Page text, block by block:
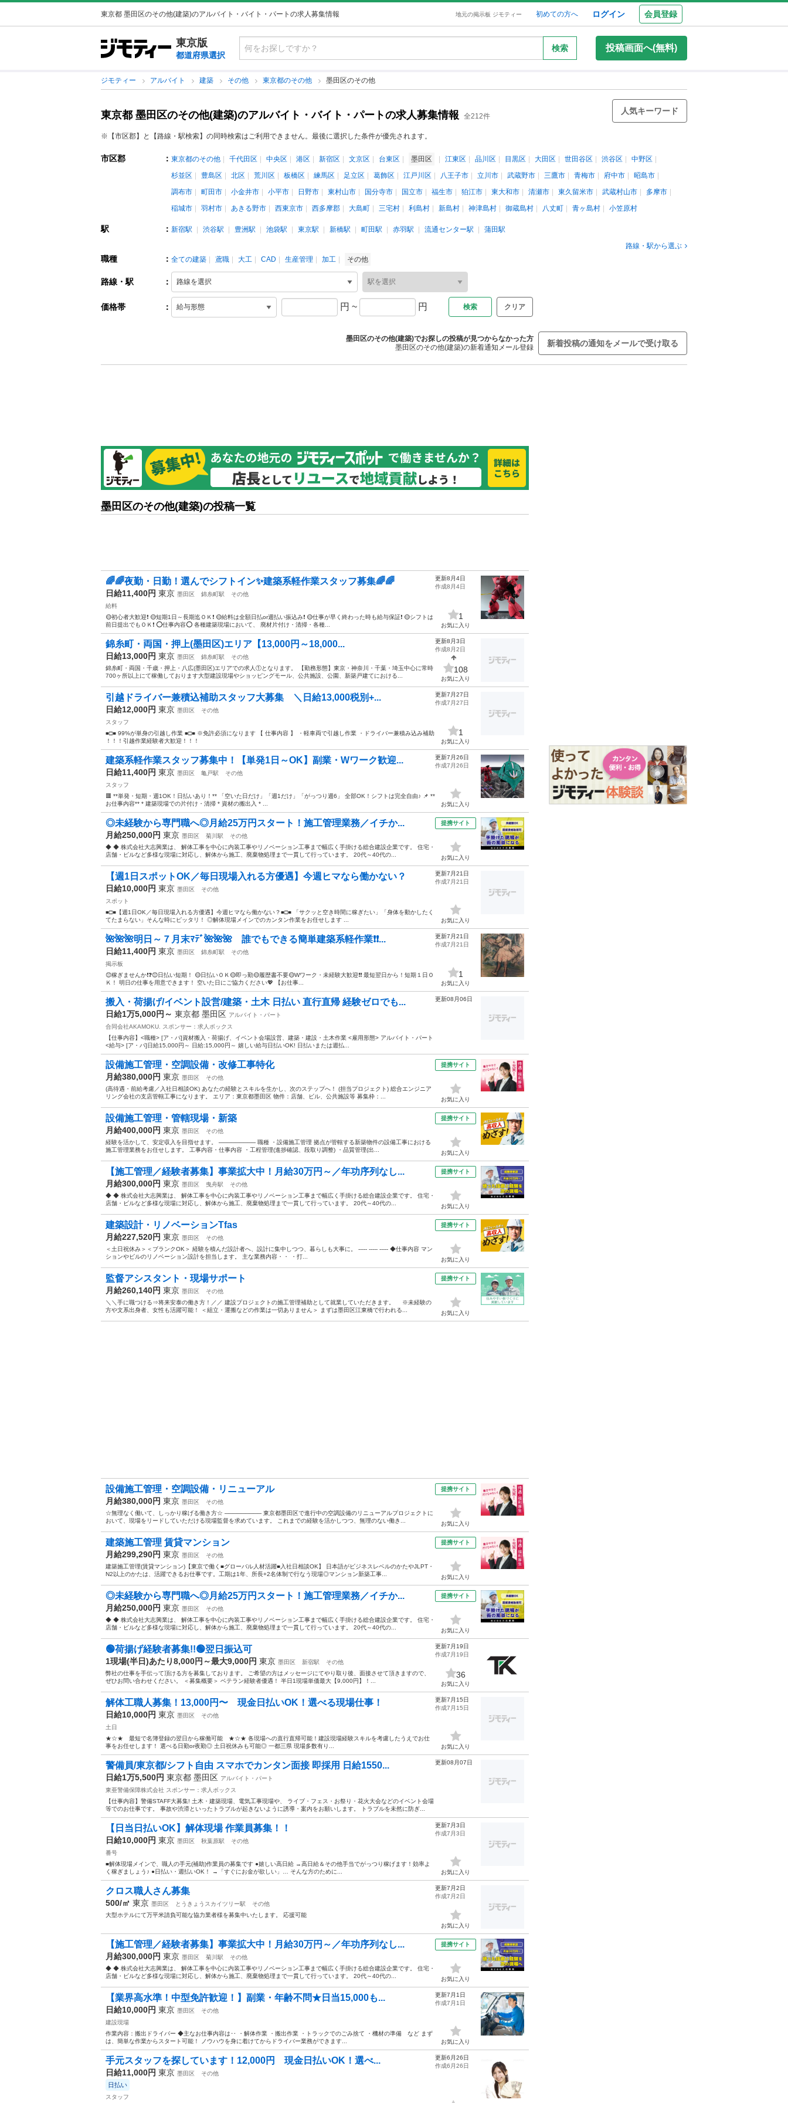
東京都 墨田区のその他(建築)のアルバイト・バイト・パートの求人募集情報 地元の掲示板 ジモティー 初めての方へ ログイン 会員登録
東京版
都道府県選択
検索 投稿画面へ(無料)
ジモティー アルバイト 建築 その他 東京都のその他 墨田区のその他
東京都 墨田区のその他(建築)のアルバイト・バイト・パートの求人募集情報 全212件
人気キーワード
※【市区郡】と【路線・駅検索】の同時検索はご利用できません。最後に選択した条件が優先されます。
市区郡 ： 東京都のその他 千代田区 中央区 港区 新宿区 文京区 台東区 墨田区 江東区 品川区 目黒区 大田区 世田谷区 渋谷区
中野区
杉並区
豊島区 北区 荒川区 板橋区 練馬区 足立区 葛飾区 江戸川区 八王子市 立川市 武蔵野市 三鷹市 青梅市 府中市
昭島市
調布市
町田市 小金井市 小平市 日野市 東村山市 国分寺市 国立市 福生市 狛江市 東大和市 清瀬市 東久留米市 武蔵村山市
多摩市
稲城市
羽村市 あきる野市 西東京市 西多摩郡 大島町 三宅村 利島村 新島村 神津島村 御蔵島村 八丈町 青ヶ島村 小笠原村
駅 ： 新宿駅 渋谷駅 豊洲駅 池袋駅 東京駅 新橋駅 町田駅 赤羽駅 流通センター駅
蒲田駅
路線・駅から選ぶ
職種 ： 全ての建築 鳶職 大工 CAD 生産管理 加工 その他
路線・駅 ：
価格帯 ： 円 ~ 円 クリア
墨田区のその他(建築)でお探しの投稿が見つからなかった方
墨田区のその他(建築)の新着通知メール登録
新着投稿の通知をメールで受け取る
墨田区のその他(建築)の投稿一覧
🌈🌈夜勤・日勤！選んでシフトイン✨建築系軽作業スタッフ募集🌈🌈
日給11,400円 東京 墨田区 錦糸町駅
その他
給料
🟡初心者大歓迎❗ 🟡短期1日～長期迄ＯＫ❗ 🟡給料は全額日払or週払い振込み❗ 🟡仕事が早く終わった時も給与保証❗ 🟡シフトは
前日提出でもＯＫ❗ ⭕仕事内容⭕ 各種建築現場において、 廃材片付け・清掃・各種...
更新8月4日
作成8月4日
1
お気に入り
錦糸町・両国・押上(墨田区)エリア【13,000円～18,000...
日給13,000円 東京 墨田区 錦糸町駅
その他
錦糸町・両国・千歳・押上・八広(墨田区)エリアでの求人①となります。 【勤務形態】東京・神奈川・千葉・埼玉中心に常時
700ヶ所以上にて稼働しております大型建設現場やショッピングモール、公共施設、公園、新築戸建てにおける...
更新8月3日
作成8月2日
108
お気に入り
引越ドライバー兼積込補助スタッフ大募集 ＼日給13,000税別+...
日給12,000円 東京 墨田区
その他
スタッフ
■□■ 99%が単身の引越し作業 ■□■ ※免許必須になります 【 仕事内容 】 ・軽車両で引越し作業 ・ドライバー兼積み込み補助
！！！引越作業経験者大歓迎！！！
更新7月27日
作成7月27日
1
お気に入り
建築系軽作業スタッフ募集中！【単発1日～OK】副業・Wワーク歓迎...
日給11,400円 東京 墨田区 亀戸駅
その他
スタッフ
🟥 **単発・短期・週1OK！日払いあり！** 「空いた日だけ」「週1だけ」「がっつり週6」 全部OK！シフトは完全自由♪ 📌 **
お仕事内容** * 建築現場での片付け・清掃 * 資材の搬出入 * ...
更新7月26日
作成7月26日
お気に入り
◎未経験から専門職へ◎月給25万円スタート！施工管理業務／イチか...
月給250,000円 東京 墨田区 菊川駅
その他
◆ ◆ 株式会社大志興業は、 解体工事を中心に内装工事やリノベーション工事まで幅広く手掛ける総合建設企業です。 住宅・
店舗・ビルなど多様な現場に対応し、解体から施工、廃棄物処理まで一貫して行っています。 20代～40代の...
提携サイト
お気に入り
【週1日スポットOK／毎日現場入れる方優遇】今週ヒマなら働かない？
日給10,000円 東京 墨田区
その他
スポット
■□■【週1日OK／毎日現場入れる方優遇】今週ヒマなら働かない？■□■ 「サクッと空き時間に稼ぎたい」「身体を動かしたく
てたまらない」そんな時にピッタリ！ ◎解体現場メインでのカンタン作業をお任せします ...
更新7月21日
作成7月21日
お気に入り
🌺🌺🌺明日～７月末ﾏﾃﾞ🌺🌺🌺 誰でもできる簡単建築系軽作業❗❗...
日給11,400円 東京 墨田区 錦糸町駅
その他
掲示板
😊稼ぎませんか❗❓😊日払い短期！ 🟡日払いＯＫ🟡即っ勤🟡履歴書不要🟡Wワーク・未経験大歓迎❗❗ 最短翌日から！短期１日Ｏ
Ｋ！ 明日の仕事を用意できます！ 空いた日にご協力ください💖 【お仕事...
更新7月21日
作成7月21日
1
お気に入り
搬入・荷揚げ/イベント設営/建築・土木 日払い 直行直帰 経験ゼロでも...
日給1万5,000円～ 東京都 墨田区 アルバイト・パート
合同会社AKAMOKU. スポンサー：求人ボックス
【仕事内容】<職種> [ア・パ]資材搬入・荷揚げ、イベント会場設営、建築・建設・土木作業 <雇用形態> アルバイト・パート
<給与> [ア・パ]日給15,000円～ 日給:15,000円～ 嬉しい給与日払いOK! 日払いまたは週払...
更新08月06日
設備施工管理・空調設備・改修工事特化
月給380,000円 東京 墨田区
その他
(高待遇・前給考慮／入社日相談OK) あなたの経験とスキルを生かし、次のステップへ！ (担当プロジェクト) 総合エンジニア
リング会社の支店管轄工事になります。 エリア：東京都墨田区 物件：店舗、ビル、公共施設等 募集枠：...
提携サイト
お気に入り
設備施工管理・管轄現場・新築
月給400,000円 東京 墨田区
その他
経験を活かして、安定収入を目指せます。 ───────── 職種 ・設備施工管理 拠点が管轄する新築物件の設備工事における
施工管理業務をお任せします。 工事内容・仕事内容 ・工程管理(進捗確認、段取り調整) ・品質管理(出...
提携サイト
お気に入り
【施工管理／経験者募集】事業拡大中！月給30万円～／年功序列なし...
月給300,000円 東京 墨田区 曳舟駅
その他
◆ ◆ 株式会社大志興業は、 解体工事を中心に内装工事やリノベーション工事まで幅広く手掛ける総合建設企業です。 住宅・
店舗・ビルなど多様な現場に対応し、解体から施工、廃棄物処理まで一貫して行っています。 20代～40代の...
提携サイト
お気に入り
建築設計・リノベーションTfas
月給227,520円 東京 墨田区
その他
＜土日祝休み＞＜ブランクOK＞ 経験を積んだ設計者へ、設計に集中しつつ、暮らしも大事に。 ----- ----- ----- ◆仕事内容 マン
ションやビルのリノベーション設計を担当します。 主な業務内容・・ ・打...
提携サイト
お気に入り
監督アシスタント・現場サポート
月給260,140円 東京 墨田区
その他
＼＼手に職つける⇒将来安泰の働き方！／／ 建設プロジェクトの施工管理補助として就業していただきます。 ※未経験の
方や文系出身者、女性も活躍可能！ ＜組立・運搬などの作業は一切ありません＞ まずは墨田区江東橋で行われる...
提携サイト
お気に入り
設備施工管理・空調設備・リニューアル
月給380,000円 東京 墨田区
その他
☆無理なく働いて、しっかり稼げる働き方☆ ───────── 東京都墨田区で進行中の空調設備のリニューアルプロジェクトに
おいて、現場をリードしていただける現場監督を求めています。 これまでの経験を活かしつつ、無理のない働き...
提携サイト
お気に入り
建築施工管理 賃貸マンション
月給299,290円 東京 墨田区
その他
建築施工管理(賃貸マンション)【東京で働く■グローバル人材活躍■入社日相談OK】 日本語がビジネスレベルのかたやJLPT・
N2以上のかたは、活躍できるお仕事です。工期は1年、所長+2名体制で行なう現場◎マンション新築工事...
提携サイト
お気に入り
◎未経験から専門職へ◎月給25万円スタート！施工管理業務／イチか...
月給250,000円 東京 墨田区
その他
◆ ◆ 株式会社大志興業は、 解体工事を中心に内装工事やリノベーション工事まで幅広く手掛ける総合建設企業です。 住宅・
店舗・ビルなど多様な現場に対応し、解体から施工、廃棄物処理まで一貫して行っています。 20代～40代の...
提携サイト
お気に入り
🟢荷揚げ経験者募集!!🟢翌日振込可
1現場(半日)あたり8,000円～最大9,000円 東京 墨田区 新宿駅
その他
弊社の仕事を手伝って頂ける方を募集しております。 ご希望の方はメッセージにてやり取り後、面接させて頂きますので、
ぜひお問い合わせください。 ＜募集概要＞ ベテラン経験者優遇！ 半日1現場単価最大【9,000円】！...
更新7月19日
作成7月19日
36
お気に入り
解体工職人募集！13,000円〜 現金日払いOK！選べる現場仕事！
日給10,000円 東京 墨田区
その他
土日
★☆★ 最短で名簿登録の翌日から稼働可能 ★☆★ 各現場への直行直帰可能！建設現場経験スキルを考慮したうえでお仕
事をお任せします！ 選べる日勤or夜勤◎ 土日祝休みも可能◎ 一都三県 現場多数有り...
更新7月15日
作成7月15日
お気に入り
警備員/東京都/シフト自由 スマホでカンタン面接 即採用 日給1550...
日給1万5,500円 東京都 墨田区 アルバイト・パート
東亜警備保障株式会社 スポンサー：求人ボックス
【仕事内容】警備STAFF大募集! 土木・建築現場、電気工事現場や、 ライブ・フェス・お祭り・花火大会などのイベント会場
等でのお仕事です。 事故や渋滞といったトラブルが起きないように誘導・案内をお願いします。 トラブルを未然に防ぎ...
更新08月07日
【日当日払いOK】解体現場 作業員募集！！
日給10,000円 東京 墨田区 秋葉原駅
その他
番号
■解体現場メインで、職人の手元(補助)作業員の募集です ●嬉しい高日給 →高日給＆その他手当でがっつり稼げます！効率よ
く稼ぎましょう♪ ●日払い・週払いOK！ →「すぐにお金が欲しい」… そんな方のために...
更新7月3日
作成7月3日
お気に入り
クロス職人さん募集
500/㎡ 東京 墨田区 とうきょうスカイツリー駅
その他
大型ホテルにて万平米請負可能な協力業者様を募集中いたします。 応援可能
更新7月2日
作成7月2日
お気に入り
【施工管理／経験者募集】事業拡大中！月給30万円～／年功序列なし...
月給300,000円 東京 墨田区 菊川駅
その他
◆ ◆ 株式会社大志興業は、 解体工事を中心に内装工事やリノベーション工事まで幅広く手掛ける総合建設企業です。 住宅・
店舗・ビルなど多様な現場に対応し、解体から施工、廃棄物処理まで一貫して行っています。 20代～40代の...
提携サイト
お気に入り
【業界高水準！中型免許歓迎！】副業・年齢不問★日当15,000も...
日給10,000円 東京 墨田区
その他
建設現場
作業内容：搬出ドライバー ◆主なお仕事内容は‥ ・解体作業 ・搬出作業 ・トラックでのごみ捨て ・機材の準備 など まず
は、簡単な作業からスタート可能！ ノウハウを身に着けてからドライバー業務ができます...
更新7月1日
作成7月1日
お気に入り
手元スタッフを探しています！12,000円 現金日払いOK！選べ...
日給11,000円 東京 墨田区 その他
日払い
スタッフ
更新6月26日
作成6月26日